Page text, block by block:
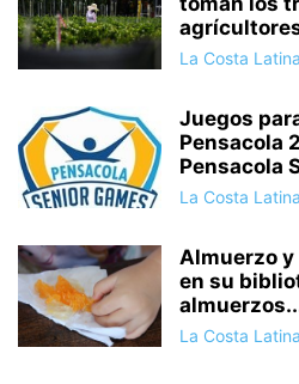
La Costa Latina
Juegos
Pensacola
Pensacola
La Costa Latina
Almuerzo
en su
La Costa Latina